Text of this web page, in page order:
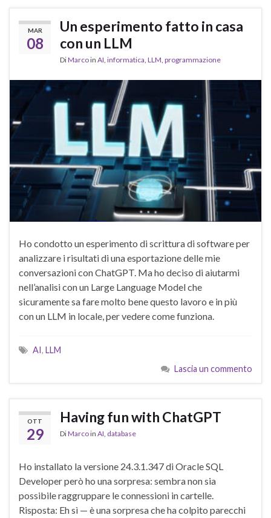
MAR
08
Un esperimento fatto in casa
con un LLM
DiMarcoin AI informatica LLM programmazione
Ho condotto un esperimento di scrittura di software per
analizzare i risultati di una esportazione delle mie
conversazioni con ChatGPT. Ma ho deciso di aiutarmi
nell’analisi con un Large Language Model che
sicuramente sa fare molto bene questo lavoro e in più
con un LLM in locale, per vedere come funziona.
AI, LLM
Lascia un commento
OTT
29
Having fun with ChatGPT
DiMarcoin AI, database
Ho installato la versione 24.3.1.347 di Oracle SQL
Developer però ho una sorpresa: sembra non sia
possibile raggruppare le connessioni in cartelle.
Risposta: Eh sì — è una sorpresa che ha colpito parecchi